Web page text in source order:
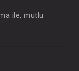
ile, mutlu